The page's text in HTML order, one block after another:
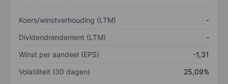
Koers/winstverhouding (LTM)
-
Dividendrendement (LTM)
-
Winst per aandeel (EPS)
-1,31
Volatiliteit (30 dagen)
25,09%